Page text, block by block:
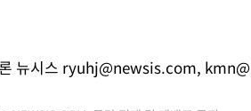
뉴시스 ryuhj@newsis.com,